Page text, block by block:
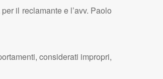
il reclamante e l’avv. Paolo
considerati impropri,